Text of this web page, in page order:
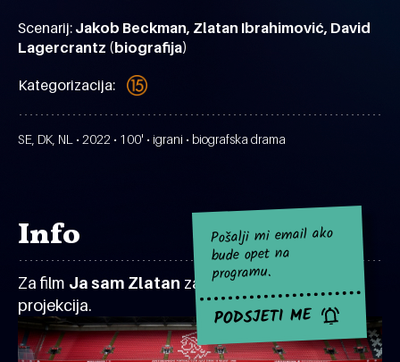
Scenarij: Jakob Beckman, Zlatan Ibrahimović, David
Lagercrantz (biografija)
Kategorizacija:
SE, DK, NL • 2022 • 100' • igrani • biografska drama
Info
Za film Ja sam Zlatan za sad nema najavljenih
projekcija.
Pošalji mi email ako
bude opet na
programu.
PODSJETI ME